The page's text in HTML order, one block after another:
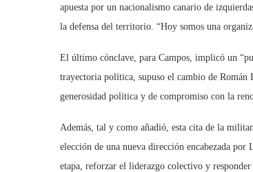
apuesta por un nacionalismo canario de
la defensa del territorio. “Hoy somos una
El último cónclave, para Campos, implicó un
trayectoria política, supuso el cambio de
generosidad política y de compromiso con la
Además, tal y como añadió, esta cita de la
elección de una nueva dirección encabezada
etapa, reforzar el liderazgo colectivo y